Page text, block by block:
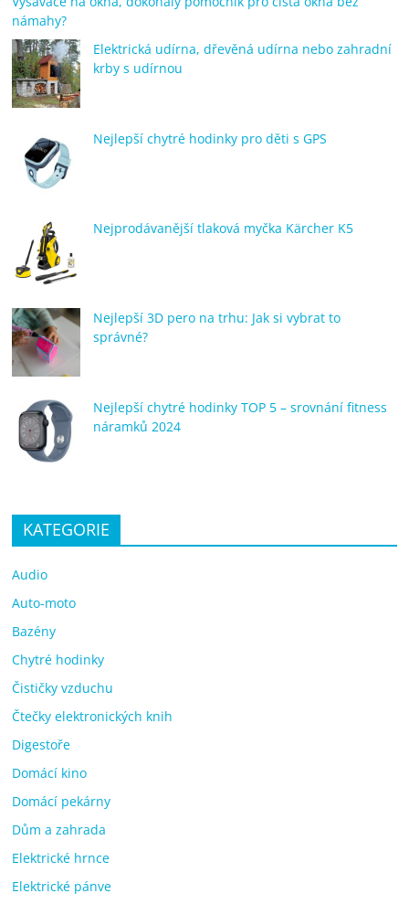
námahy?
Elektrická udírna, dřevěná udírna nebo zahradní
krby s udírnou
Nejlepší chytré hodinky pro děti s GPS
Nejprodávanější tlaková myčka Kärcher K5
Nejlepší 3D pero na trhu: Jak si vybrat to
správné?
Nejlepší chytré hodinky TOP 5 – srovnání fitness
náramků 2024
KATEGORIE
Audio
Auto-moto
Bazény
Chytré hodinky
Čističky vzduchu
Čtečky elektronických knih
Digestoře
Domácí kino
Domácí pekárny
Dům a zahrada
Elektrické hrnce
Elektrické pánve